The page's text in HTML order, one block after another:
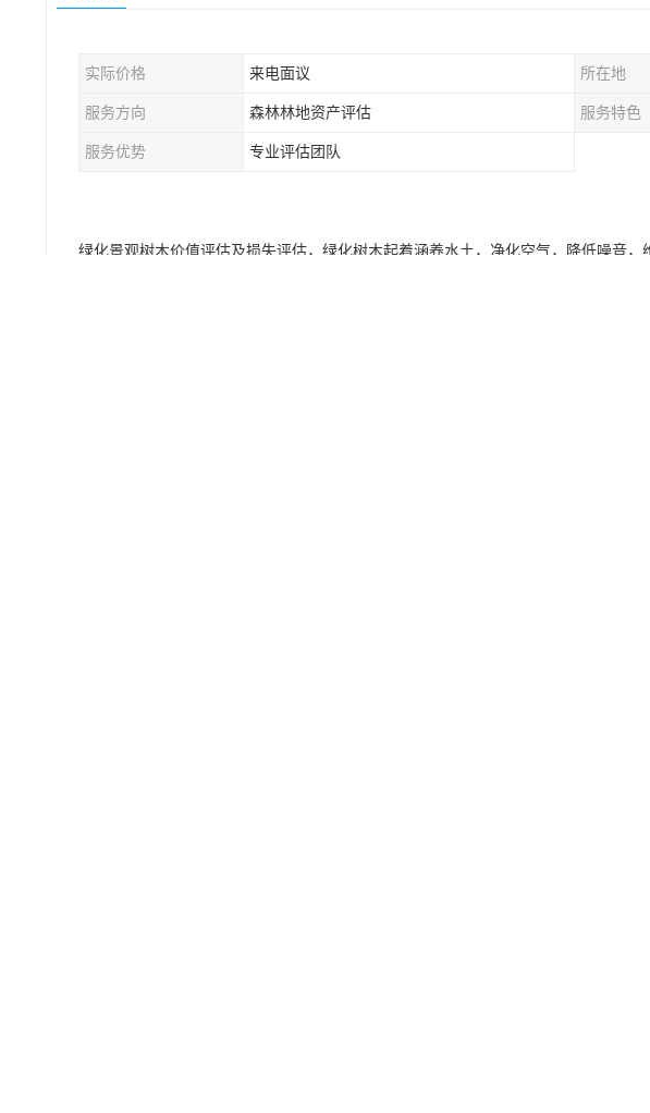
实际价格 来电面议 所在地
服务方向 森林林地资产评估 服务特色
服务优势 专业评估团队
绿化景观树木价值评估及损失评估，绿化树木起着涵养水土，净化空气，降低噪音